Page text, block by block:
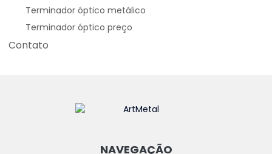
Terminador óptico metálico
Terminador óptico preço
Contato
NAVEGAÇÃO